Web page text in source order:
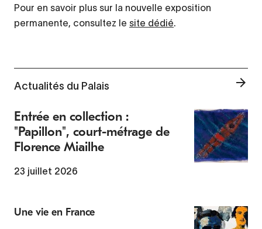
Pour en savoir plus sur la nouvelle exposition
permanente, consultez le site dédié.
Actualités du Palais
Entrée en collection :
"Papillon", court-métrage de
Florence Miailhe
23 juillet 2026
Une vie en France